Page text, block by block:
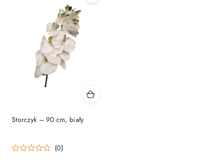
Storczyk – 90 cm, biały
(0)